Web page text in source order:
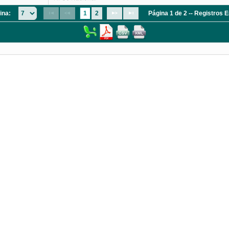
1 2 Página 1 de 2 -- Registros